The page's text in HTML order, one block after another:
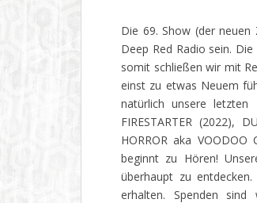
Die 69. Show (der
Deep Red Radio sein.
somit schließen wir mit
einst zu etwas Neuem
natürlich unsere letzten
FIRESTARTER (2022),
HORROR aka
beginnt zu Hören!
überhaupt zu
erhalten. Spenden